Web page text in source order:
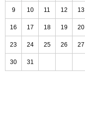
9 10 11 12 13
16 17 18 19 20
23 24 25 26 27
30 31